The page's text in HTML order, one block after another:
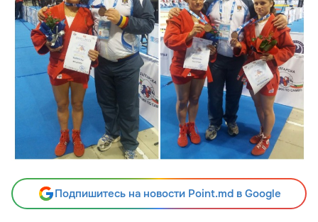
Подпишитесь на новости Point.md в Google